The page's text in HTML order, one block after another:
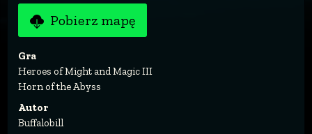
Pobierz mapę
Gra
Heroes of Might and Magic III
Horn of the Abyss
Autor
Buffalobill